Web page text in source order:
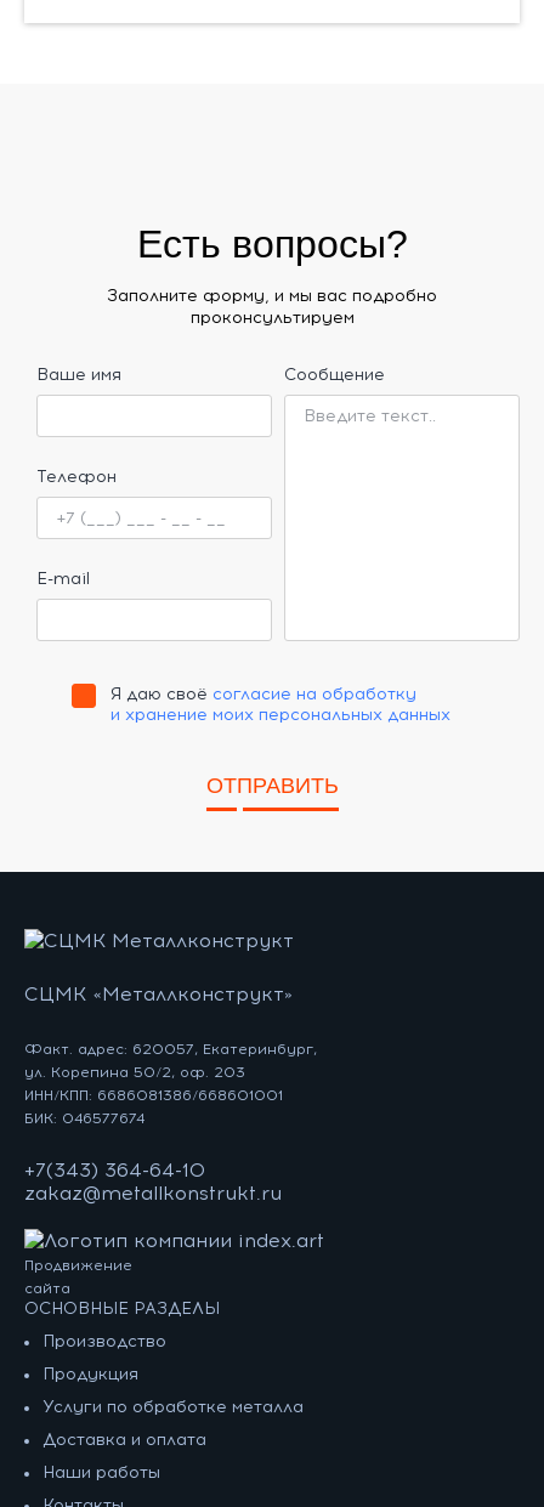
Есть вопросы?
Заполните форму, и мы вас подробно
проконсультируем
Ваше имя
Телефон
E-mail
Сообщение
Я даю своё согласие на обработку
и хранение моих персональных данных
ОТПРАВИТЬ
СЦМК «Металлконструкт»
Факт. адрес: 620057, Екатеринбург,
ул. Корепина 50/2, оф. 203
ИНН/КПП: 6686081386/668601001
БИК: 046577674
+7(343) 364-64-10
zakaz@metallkonstrukt.ru
Продвижение
сайта
ОСНОВНЫЕ РАЗДЕЛЫ
Производство
Продукция
Услуги по обработке металла
Доставка и оплата
Наши работы